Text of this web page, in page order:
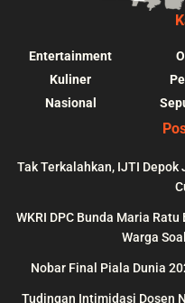
Entertainment
Kuliner
Nasional
Tak Terkalahkan, IJTI
WKRI DPC Bunda Maria
Warga
Nobar Final Piala Dunia
Tudingan Intimidasi Dosen
depokupdate.co/wp-